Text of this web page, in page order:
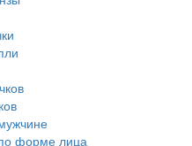
форме лица